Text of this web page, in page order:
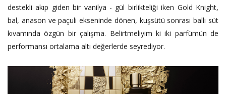
destekli akıp giden bir vanilya - gül birlikteliği iken Gold Knight,
bal, anason ve paçuli ekseninde dönen, kuşsütü sonrası ballı süt
kıvamında özgün bir çalışma. Belirtmeliyim ki iki parfümün de
performansı ortalama altı değerlerde seyrediyor.